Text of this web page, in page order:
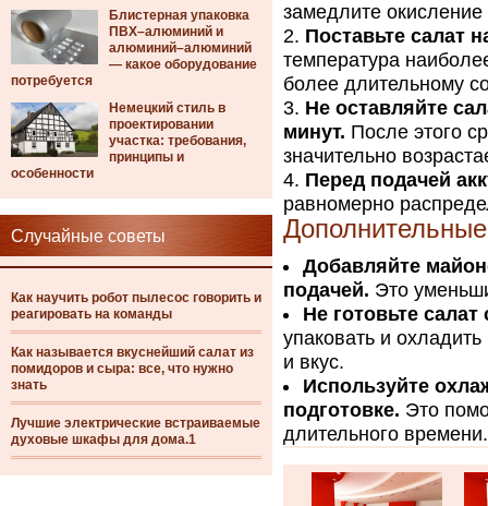
Блистерная упаковка
ПВХ–алюминий и
алюминий–алюминий
— какое оборудование
потребуется
Немецкий стиль в
проектировании
участка: требования,
принципы и
особенности
Случайные советы
Как научить робот пылесос говорить и
реагировать на команды
Как называется вкуснейший салат из
помидоров и сыра: все, что нужно
знать
Лучшие электрические встраиваемые
духовые шкафы для дома.1
замедлите окисление
Поставьте салат
температура
более длительному
Не оставляйте
минут. После этого
значительно
Перед подачей
равномерно
Добавляйте
подачей. Это
Не готовьте
упаковать и
и вкус.
Используйте
подготовке. Это
длительного времени.